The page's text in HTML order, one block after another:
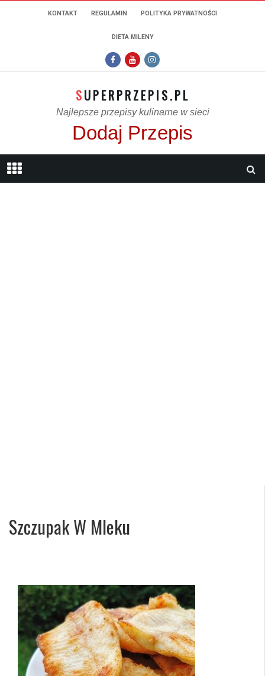
KONTAKT REGULAMIN POLITYKA PRYWATNOŚCI
DIETA MILENY
SUPERPRZEPIS.PL
Najlepsze przepisy kulinarne w sieci
Dodaj Przepis
Szczupak W Mleku